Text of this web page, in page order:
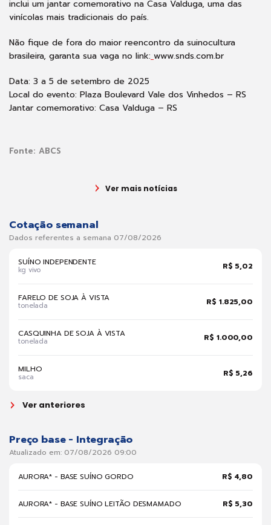
inclui um jantar comemorativo na Casa Valduga, uma das
vinícolas mais tradicionais do país.
Não fique de fora do maior reencontro da suinocultura
brasileira, garanta sua vaga no link: www.snds.com.br
Data: 3 a 5 de setembro de 2025
Local do evento: Plaza Boulevard Vale dos Vinhedos – RS
Jantar comemorativo: Casa Valduga – RS
Fonte: ABCS
Ver mais notícias
Cotação semanal
Dados referentes a semana 07/08/2026
SUÍNO INDEPENDENTE
kg vivo R$ 5,02
FARELO DE SOJA À VISTA
tonelada R$ 1.825,00
CASQUINHA DE SOJA À VISTA
tonelada R$ 1.000,00
MILHO
saca R$ 5,26
Ver anteriores
Preço base - Integração
Atualizado em: 07/08/2026 09:00
AURORA* - BASE SUÍNO GORDO R$ 4,80
AURORA* - BASE SUÍNO LEITÃO DESMAMADO R$ 5,30